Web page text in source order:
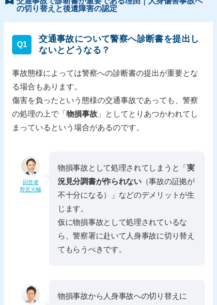
の切り替えと後遺障害の認定
Q1
交通事故について警察へ診断書を提出し
ないとどうなる？
事故態様によっては警察への診断書の提出が重要とな
る場合もあります。
傷害を負ったという態様の交通事故であっても、警察
の処理の上で「物損事故 」としてとりあつかわれてし
まっているという場合があるのです。
回答者
野尻大輔
物損事故として処理されてしまうと「 実
況見分調書が作られない（事故の証拠が
不十分になる）」などのデメリットが生
じます。
仮に物損事故として処理されているな
ら、警察署に赴いて人身事故に切り替え
てもらうべきです。
物損事故から人身事故への切り替えに